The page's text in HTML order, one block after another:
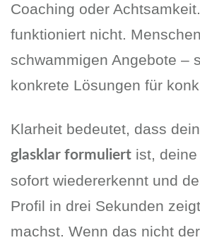
Coaching oder
funktioniert nicht.
schwammigen Angebote –
konkrete Lösungen für
Klarheit bedeutet, dass
glasklar formuliert ist,
sofort wiedererkennt und
Profil in drei Sekunden
machst. Wenn das nicht